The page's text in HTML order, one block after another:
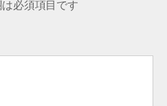
必須項目です